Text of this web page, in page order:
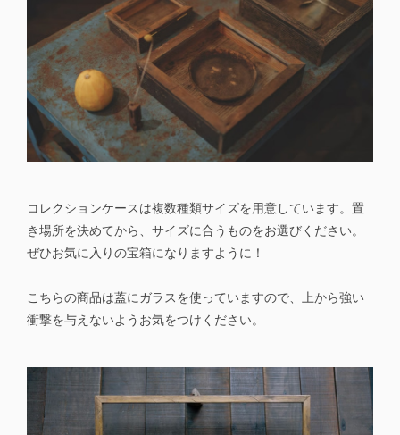
コレクションケースは複数種類サイズを用意しています。置
き場所を決めてから、サイズに合うものをお選びください。
ぜひお気に入りの宝箱になりますように！
こちらの商品は蓋にガラスを使っていますので、上から強い
衝撃を与えないようお気をつけください。